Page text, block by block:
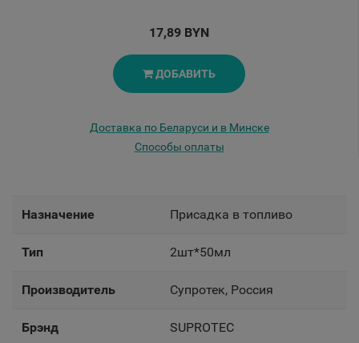
17,89 BYN
ДОБАВИТЬ
Доставка по Беларуси и в Минске
Способы оплаты
Назначение Присадка в топливо
Тип 2шт*50мл
Производитель Супротек, Россия
Брэнд SUPROTEC